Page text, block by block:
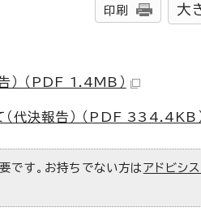
印刷 大
） （PDF 1.4MB）
代決報告） （PDF 334.4KB
です。お持ちでない方は アドビシ